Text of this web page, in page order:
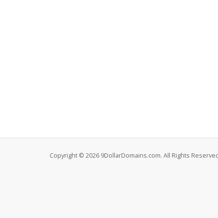
Copyright © 2026 9DollarDomains.com. All Rights